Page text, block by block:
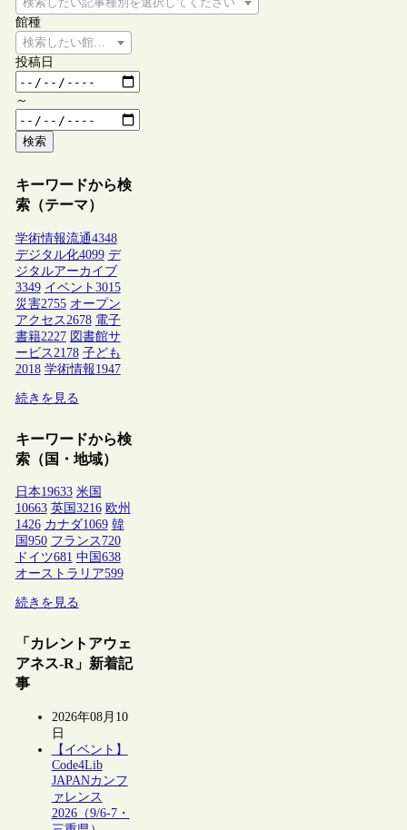
館種
検索したい館種を選択してください
投稿日
～
検索
キーワードから検
索（テーマ）
学術情報流通4348
デジタル化4099 デ
ジタルアーカイブ
3349 イベント 3015
災害2755 オープン
アクセス 2678 電子
書籍2227 図書館サ
ービス 2178 子ども
2018 学術情報1947
続きを見る
キーワードから検
索（国・地域）
日本19633 米国
10663 英国 3216 欧州
1426 カナダ1069 韓
国 950 フランス 720
ドイツ681 中国 638
オーストラリア599
続きを見る
「カレントアウェ
アネス-R」新着記
事
2026年08月10
日
【イベント】
Code4Lib
JAPANカンフ
ァレンス
2026（9/6-7・